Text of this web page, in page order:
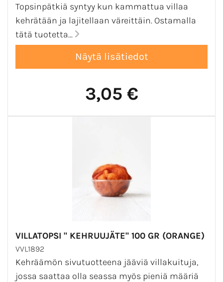
Topsinpätkiä syntyy kun kammattua villaa
kehrätään ja lajitellaan väreittäin. Ostamalla
tätä tuotetta...
3,05 €
VILLATOPSI " KEHRUUJÄTE" 100 GR (ORANGE)
VVL1892
Kehräämön sivutuotteena jääviä villakuituja,
jossa saattaa olla seassa myös pieniä määriä